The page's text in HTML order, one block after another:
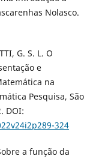
Nolasco.
G. S. L. O
e
na
Pesquisa, São
DOI:
324
a função da